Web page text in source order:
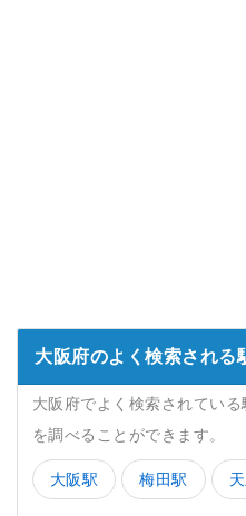
大阪府のよく検索される
大阪府でよく検索されてい
を調べることができます。
大阪駅 梅田駅